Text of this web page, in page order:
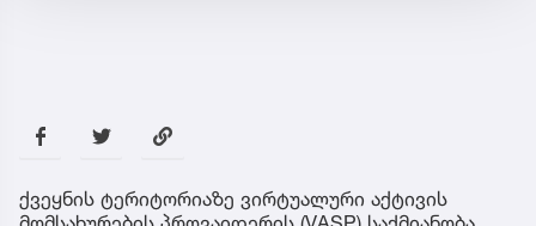
ქვეყნის ტერიტორიაზე ვირტუალური აქტივის